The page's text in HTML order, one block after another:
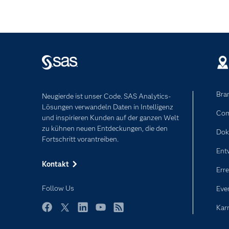
Neugierde ist unser Code. SAS Analytics-
Lösungen verwandeln Daten in Intelligenz
und inspirieren Kunden auf der ganzen Welt
zu kühnen neuen Entdeckungen, die den
Fortschritt vorantreiben.
Kontakt
Follow Us